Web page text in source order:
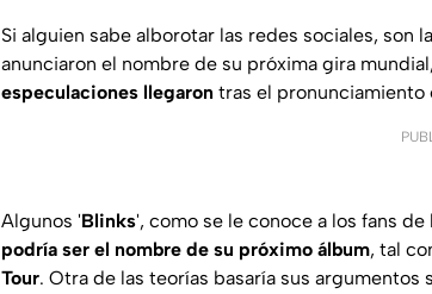
Si alguien sabe alborotar las redes sociales, son
anunciaron el nombre de su próxima gira mundial,
especulaciones llegaron tras el pronunciamiento
Algunos 'Blinks', como se le conoce a los fans
podría ser el nombre de su próximo álbum, tal
Tour. Otra de las teorías basaría sus argumentos